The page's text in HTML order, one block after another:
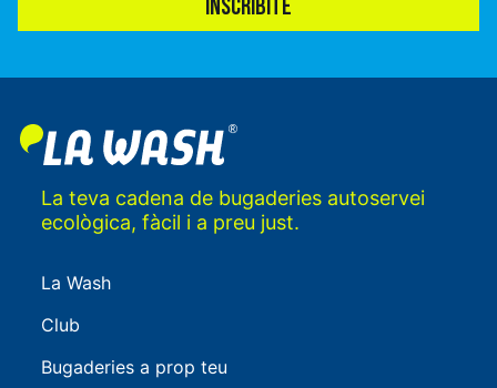
INSCRÍBITE
La teva cadena de bugaderies autoservei
ecològica, fàcil i a preu just.
La Wash
Club
Bugaderies a prop teu